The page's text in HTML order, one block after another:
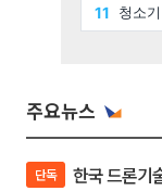
주요뉴스
단독